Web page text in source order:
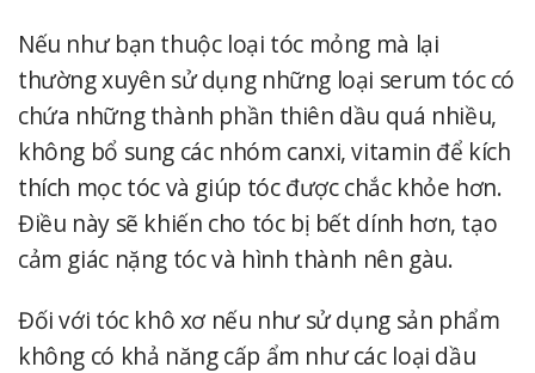
Nếu như bạn thuộc loại tóc mỏng mà lại
thường xuyên sử dụng những loại serum tóc có
chứa những thành phần thiên dầu quá nhiều,
không bổ sung các nhóm canxi, vitamin để kích
thích mọc tóc và giúp tóc được chắc khỏe hơn.
Điều này sẽ khiến cho tóc bị bết dính hơn, tạo
cảm giác nặng tóc và hình thành nên gàu.
Đối với tóc khô xơ nếu như sử dụng sản phẩm
không có khả năng cấp ẩm như các loại dầu